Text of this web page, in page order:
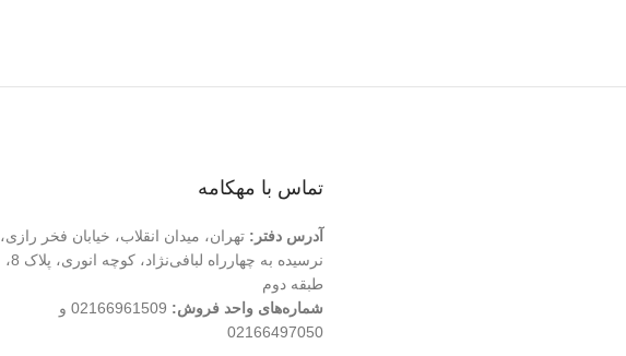
تماس با مهکامه
آدرس دفتر: تهران، میدان انقلاب، خیابان فخر رازی،
نرسیده به چهارراه لبافی‌نژاد، کوچه انوری، پلاک 8،
طبقه دوم
شماره‌های واحد فروش:
02166961509 و
02166497050